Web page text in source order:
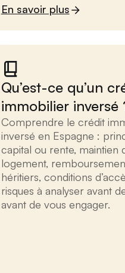
En savoir plus
Qu’est-ce qu’un
immobilier inversé
Comprendre le crédit
inversé en Espagne :
capital ou rente, maintien
logement,
héritiers, conditions
risques à analyser avant
avant de vous engager.